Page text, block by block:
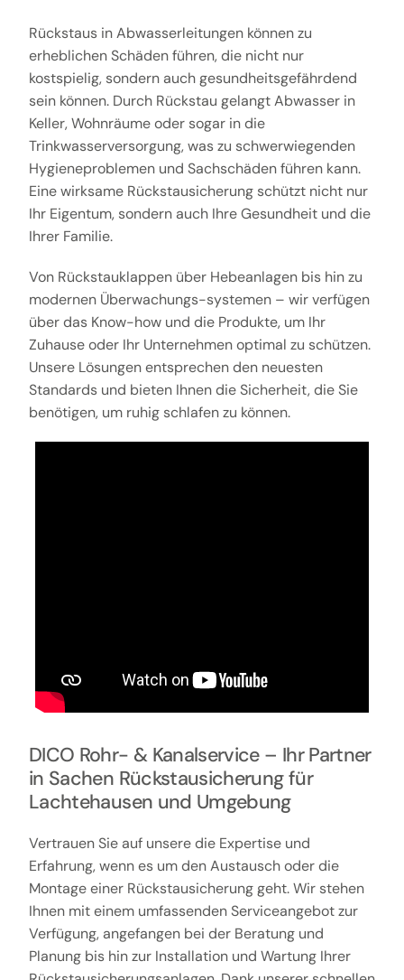
Rückstaus in Abwasserleitungen können zu
erheblichen Schäden führen, die nicht nur
kostspielig, sondern auch gesundheitsgefährdend
sein können. Durch Rückstau gelangt Abwasser in
Keller, Wohnräume oder sogar in die
Trinkwasserversorgung, was zu schwerwiegenden
Hygieneproblemen und Sachschäden führen kann.
Eine wirksame Rückstausicherung schützt nicht nur
Ihr Eigentum, sondern auch Ihre Gesundheit und die
Ihrer Familie.
Von Rückstauklappen über Hebeanlagen bis hin zu
modernen Überwachungs-systemen – wir verfügen
über das Know-how und die Produkte, um Ihr
Zuhause oder Ihr Unternehmen optimal zu schützen.
Unsere Lösungen entsprechen den neuesten
Standards und bieten Ihnen die Sicherheit, die Sie
benötigen, um ruhig schlafen zu können.
DICO Rohr- & Kanalservice – Ihr Partner
in Sachen Rückstausicherung für
Lachtehausen und Umgebung
Vertrauen Sie auf unsere die Expertise und
Erfahrung, wenn es um den Austausch oder die
Montage einer Rückstausicherung geht. Wir stehen
Ihnen mit einem umfassenden Serviceangebot zur
Verfügung, angefangen bei der Beratung und
Planung bis hin zur Installation und Wartung Ihrer